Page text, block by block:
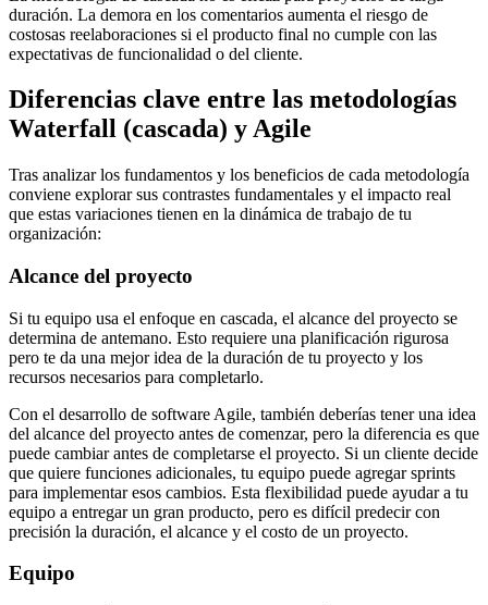
duración. La demora en los comentarios aumenta el riesgo de
costosas reelaboraciones si el producto final no cumple con las
expectativas de funcionalidad o del cliente.
Diferencias clave entre las metodologías
Waterfall (cascada) y Agile
Tras analizar los fundamentos y los beneficios de cada metodología
conviene explorar sus contrastes fundamentales y el impacto real
que estas variaciones tienen en la dinámica de trabajo de tu
organización:
Alcance del proyecto
Si tu equipo usa el enfoque en cascada, el alcance del proyecto se
determina de antemano. Esto requiere una planificación rigurosa
pero te da una mejor idea de la duración de tu proyecto y los
recursos necesarios para completarlo.
Con el desarrollo de software Agile, también deberías tener una idea
del alcance del proyecto antes de comenzar, pero la diferencia es que
puede cambiar antes de completarse el proyecto. Si un cliente decide
que quiere funciones adicionales, tu equipo puede agregar sprints
para implementar esos cambios. Esta flexibilidad puede ayudar a tu
equipo a entregar un gran producto, pero es difícil predecir con
precisión la duración, el alcance y el costo de un proyecto.
Equipo